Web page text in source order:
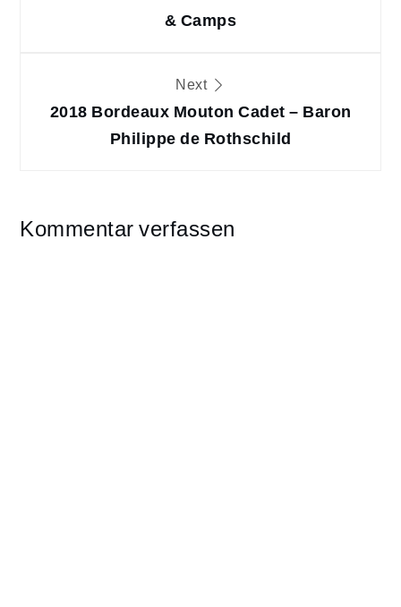
& Camps
Next
2018 Bordeaux Mouton Cadet – Baron
Philippe de Rothschild
Kommentar verfassen